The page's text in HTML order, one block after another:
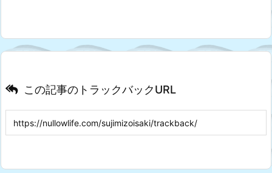
この記事のトラックバックURL